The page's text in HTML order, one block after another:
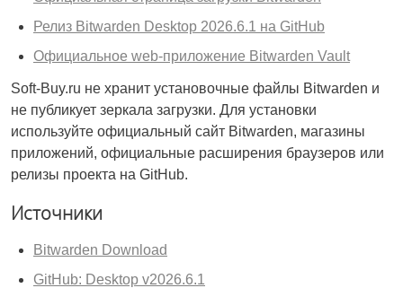
Релиз Bitwarden Desktop 2026.6.1 на GitHub
Официальное web-приложение Bitwarden Vault
Soft-Buy.ru не хранит установочные файлы Bitwarden и
не публикует зеркала загрузки. Для установки
используйте официальный сайт Bitwarden, магазины
приложений, официальные расширения браузеров или
релизы проекта на GitHub.
Источники
Bitwarden Download
GitHub: Desktop v2026.6.1